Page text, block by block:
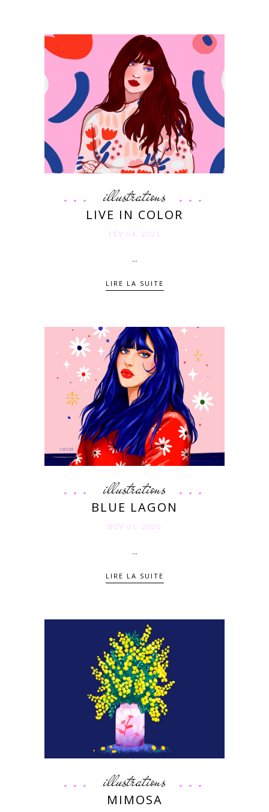
illustrations
LIVE IN COLOR
FÉV 04. 2021
...
LIRE LA SUITE
illustrations
BLUE LAGON
NOV 01. 2020
...
LIRE LA SUITE
illustrations
MIMOSA